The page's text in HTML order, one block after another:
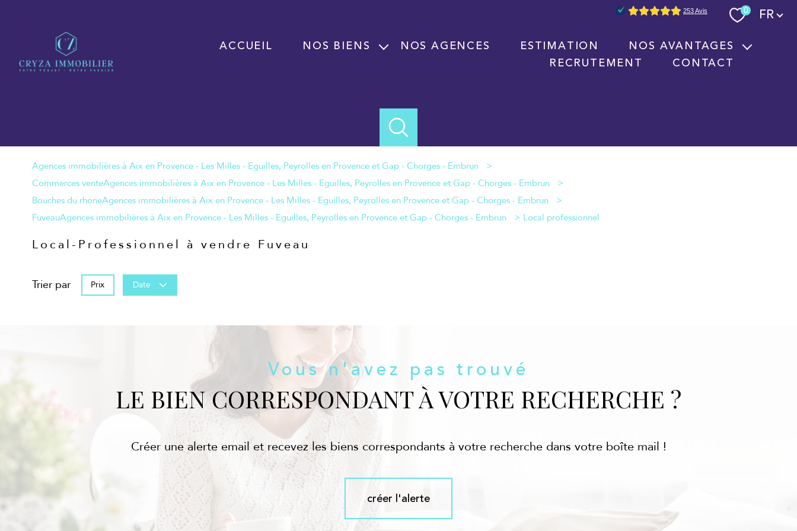
0 Langue
FR
ACCUEIL NOS BIENS
Immobilier professionnel Vente
Fond de commerce
NOS AGENCES ESTIMATION NOS AVANTAGES
RECRUTEMENT CONTACT
Commerces vente
Bouches du rhone
Fuveau
Local professionnel
Local-Professionnel à vendre Fuveau
Trier par Prix Date
Vous n'avez pas trouvé
LE BIEN CORRESPONDANT À VOTRE RECHERCHE ?
Créer une alerte email et recevez les biens correspondants à votre recherche dans votre boîte mail !
créer l'alerte